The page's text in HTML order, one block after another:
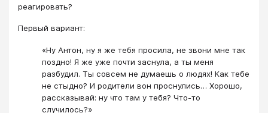
реагировать?
Первый вариант:
«Ну Антон, ну я же тебя просила, не звони мне так
поздно! Я же уже почти заснула, а ты меня
разбудил. Ты совсем не думаешь о людях! Как тебе
не стыдно? И родители вон проснулись… Хорошо,
рассказывай: ну что там у тебя? Что-то
случилось?»